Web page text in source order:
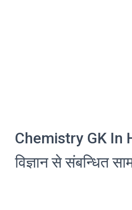
Chemistry GK In
विज्ञान से संबन्धित